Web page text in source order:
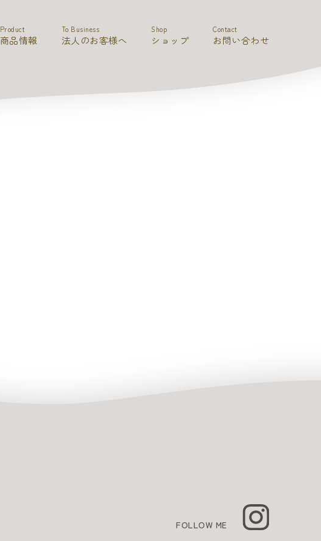
Product
商品情報
To Business
法人のお客様へ
Shop
ショップ
Contact
お問い合わせ
FOLLOW ME